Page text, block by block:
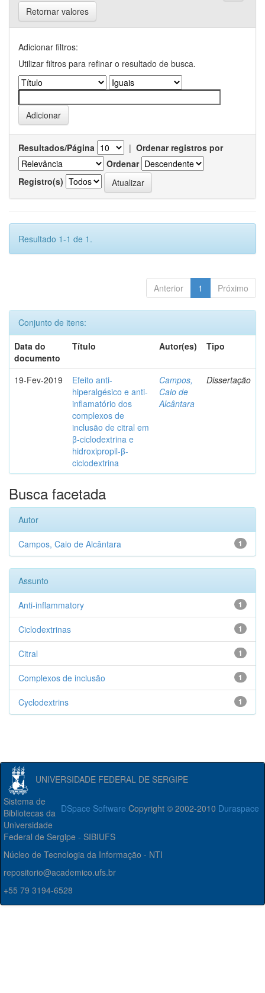
Retornar valores
Adicionar filtros:
Utilizar filtros para refinar o resultado de busca.
Resultados/Página | Ordenar registros por
Ordenar
Registro(s)
Resultado 1-1 de 1.
Anterior 1 Próximo
Conjunto de itens:
Data do
documento
Título Autor(es) Tipo
19-Fev-2019
Efeito anti-
hiperalgésico e anti-
inflamatório dos
complexos de
inclusão de citral em
β-ciclodextrina e
hidroxipropil-β-
ciclodextrina
Campos,
Caio de
Alcântara
Dissertação
Busca facetada
Autor
1
Campos, Caio de Alcântara
Assunto
1
Anti-inflammatory
1
Ciclodextrinas
1
Citral
1
Complexos de inclusão
1
Cyclodextrins
UNIVERSIDADE FEDERAL DE SERGIPE
DSpace Software Copyright © 2002-2010 Duraspace
Sistema de
Bibliotecas da
Universidade
Federal de Sergipe - SIBIUFS
Núcleo de Tecnologia da Informação - NTI
repositorio@academico.ufs.br
+55 79 3194-6528